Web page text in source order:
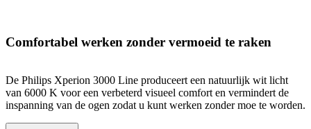
Comfortabel werken zonder vermoeid te raken
De Philips Xperion 3000 Line produceert een natuurlijk wit licht
van 6000 K voor een verbeterd visueel comfort en vermindert de
inspanning van de ogen zodat u kunt werken zonder moe te worden.